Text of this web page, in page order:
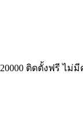
ติดตั้งฟรี ไ